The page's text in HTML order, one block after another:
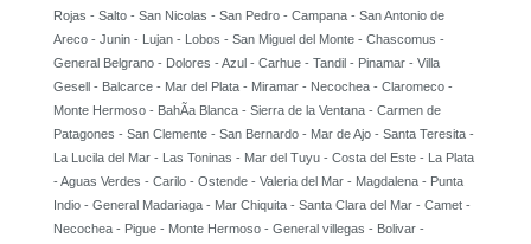
Rojas - Salto - San Nicolas - San Pedro - Campana - San Antonio de
Areco - Junin - Lujan - Lobos - San Miguel del Monte - Chascomus -
General Belgrano - Dolores - Azul - Carhue - Tandil - Pinamar - Villa
Gesell - Balcarce - Mar del Plata - Miramar - Necochea - Claromeco -
Monte Hermoso - BahÃ­a Blanca - Sierra de la Ventana - Carmen de
Patagones - San Clemente - San Bernardo - Mar de Ajo - Santa Teresita -
La Lucila del Mar - Las Toninas - Mar del Tuyu - Costa del Este - La Plata
- Aguas Verdes - Carilo - Ostende - Valeria del Mar - Magdalena - Punta
Indio - General Madariaga - Mar Chiquita - Santa Clara del Mar - Camet -
Necochea - Pigue - Monte Hermoso - General villegas - Bolivar -